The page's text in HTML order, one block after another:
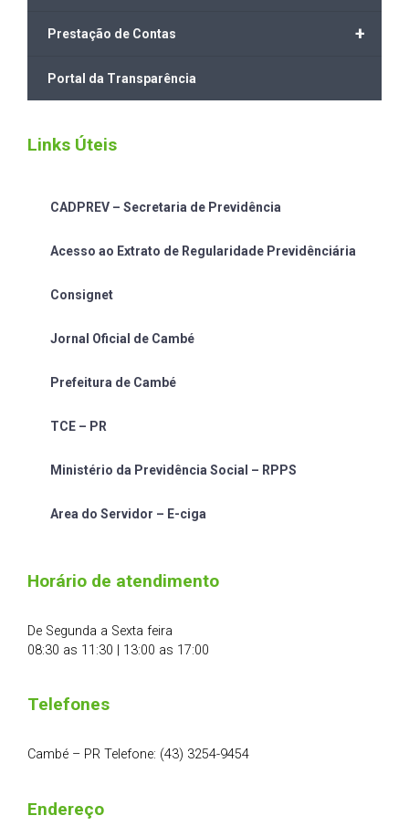
+
Prestação de Contas
Portal da Transparência
Links Úteis
CADPREV – Secretaria de Previdência
Acesso ao Extrato de Regularidade Previdênciária
Consignet
Jornal Oficial de Cambé
Prefeitura de Cambé
TCE – PR
Ministério da Previdência Social – RPPS
Area do Servidor – E-ciga
Horário de atendimento
De Segunda a Sexta feira
08:30 as 11:30 | 13:00 as 17:00
Telefones
Cambé – PR Telefone: (43) 3254-9454
Endereço